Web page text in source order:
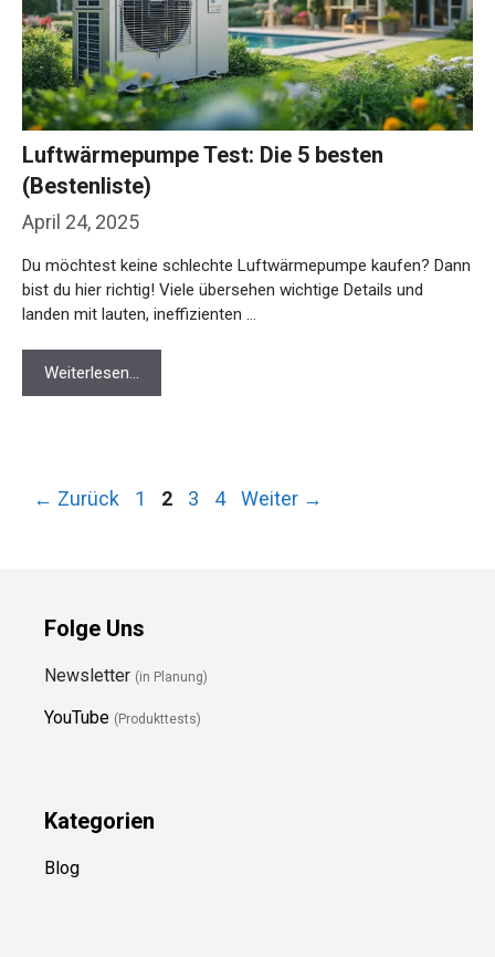
April 24, 2025
Luftwärmepumpe Test: Die 5 besten
(Bestenliste)
Du möchtest keine schlechte Luftwärmepumpe kaufen? Dann
bist du hier richtig! Viele übersehen wichtige Details und
landen mit lauten, ineffizienten …
Weiterlesen…
← Zurück Seite
1 Seite
2 Seite
3 Seite
4 Weiter →
Folge Uns
Newsletter (in Planung)
YouTube (Produkttests)
Kategorien
Blog